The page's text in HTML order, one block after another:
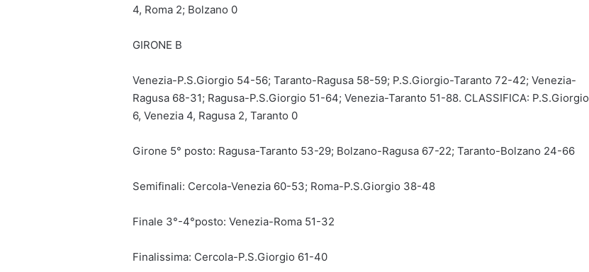
4, Roma 2; Bolzano 0
GIRONE B
Venezia-P.S.Giorgio 54-56; Taranto-Ragusa 58-59; P.S.Giorgio-Taranto 72-42; Venezia-
Ragusa 68-31; Ragusa-P.S.Giorgio 51-64; Venezia-Taranto 51-88. CLASSIFICA: P.S.Giorgio
6, Venezia 4, Ragusa 2, Taranto 0
Girone 5° posto: Ragusa-Taranto 53-29; Bolzano-Ragusa 67-22; Taranto-Bolzano 24-66
Semifinali: Cercola-Venezia 60-53; Roma-P.S.Giorgio 38-48
Finale 3°-4°posto: Venezia-Roma 51-32
Finalissima: Cercola-P.S.Giorgio 61-40